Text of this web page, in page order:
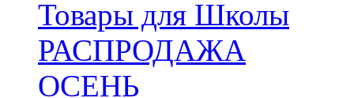
Товары для Школы
РАСПРОДАЖА
ОСЕНЬ